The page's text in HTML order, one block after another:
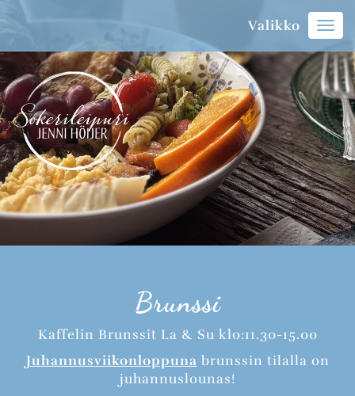
Valikko
Brunssi
Kaffelin Brunssit La & Su klo:11.30-15.00
Juhannusviikonloppuna brunssin tilalla on
juhannuslounas!